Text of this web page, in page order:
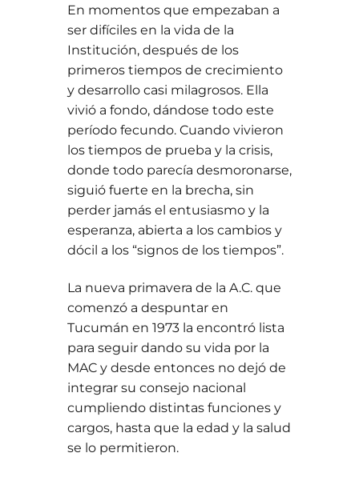
En momentos que empezaban a
ser difíciles en la vida de la
Institución, después de los
primeros tiempos de crecimiento
y desarrollo casi milagrosos. Ella
vivió a fondo, dándose todo este
período fecundo. Cuando vivieron
los tiempos de prueba y la crisis,
donde todo parecía desmoronarse,
siguió fuerte en la brecha, sin
perder jamás el entusiasmo y la
esperanza, abierta a los cambios y
dócil a los “signos de los tiempos”.
La nueva primavera de la A.C. que
comenzó a despuntar en
Tucumán en 1973 la encontró lista
para seguir dando su vida por la
MAC y desde entonces no dejó de
integrar su consejo nacional
cumpliendo distintas funciones y
cargos, hasta que la edad y la salud
se lo permitieron.